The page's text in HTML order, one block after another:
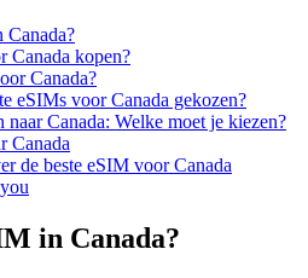
Canada?
Canada kopen?
Canada?
eSIMs voor Canada gekozen?
Canada: Welke moet je kiezen?
Canada
de beste eSIM voor Canada
in Canada?